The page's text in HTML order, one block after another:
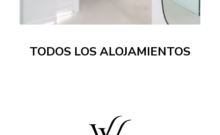
TODOS LOS ALOJAMIENTOS